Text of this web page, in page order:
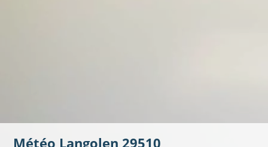
Météo Langolen 29510